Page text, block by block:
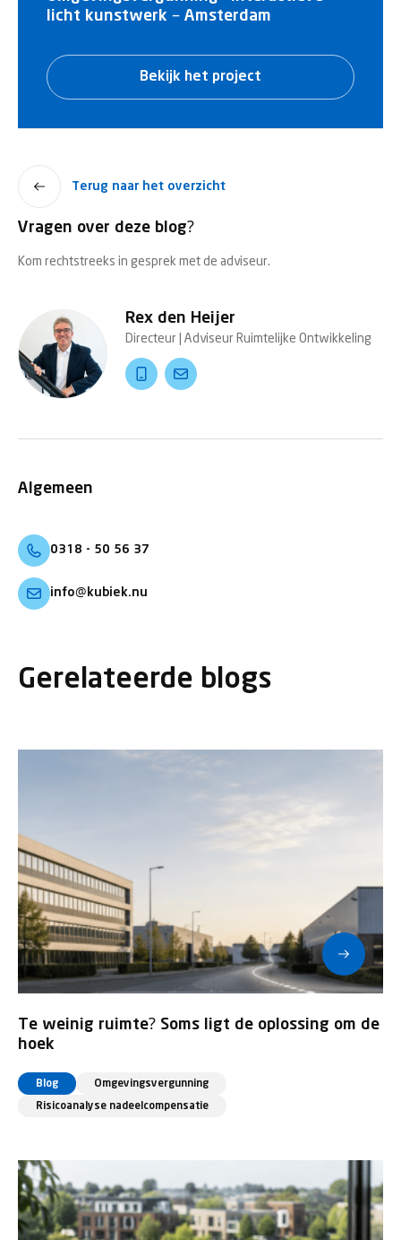
Vragen over deze blog?
Kom rechtstreeks in gesprek met de adviseur.
Rex den Heijer
Directeur | Adviseur Ruimtelijke Ontwikkeling
Algemeen
0318 - 50 56 37
info@kubiek.nu
licht kunstwerk – Amsterdam
Bekijk het project
Terug naar het overzicht
Gerelateerde blogs
Te weinig ruimte? Soms ligt de oplossing om de
hoek
Blog Omgevingsvergunning
Risicoanalyse nadeelcompensatie